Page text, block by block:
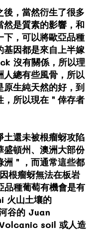
，當然衍生了很多
是質素的影響，和
下，可以將歐亞品種
基因都是來自上半嫁
沒有關係，所以理
人總有些風骨，所以
原生純天然的好，到
，所以現在＂倖存者
土還未被根瘤蚜攻陷
盛頓州、澳洲大部份
洲＂，而通常這些都
根瘤蚜無法在板岩
種葡萄有機會是有
火山土壤的
谷的 Juan
soil 或人造